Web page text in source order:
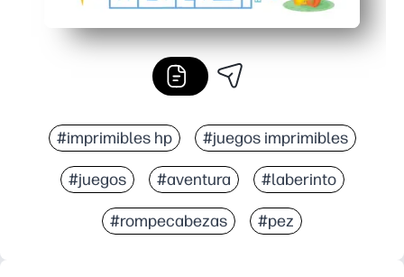
#imprimibles hp #juegos imprimibles
#juegos #aventura #laberinto
#rompecabezas #pez